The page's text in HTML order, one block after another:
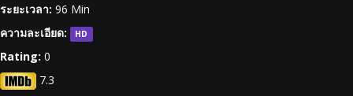
ระยะเวลา: 96 Min
ความละเอียด:
HD
Rating: 0
7.3